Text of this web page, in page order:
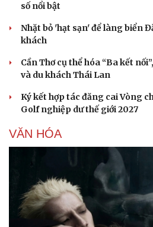
Săn Tour
check-in
số nổi bật
Nhặt bỏ 'hạt sạn' để làng biển
khách
Cần Thơ cụ thể hóa “Ba kết
và du khách Thái Lan
Ký kết hợp tác đăng cai Vòng
Golf nghiệp dư thế giới 2027
VĂN HÓA